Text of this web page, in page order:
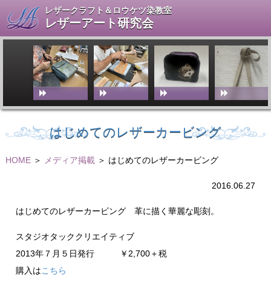
レザークラフト＆ロウケツ染教室
レザーアート研究会
はじめてのレザーカービング
HOME＞ メディア掲載 ＞ はじめてのレザーカービング
2016.06.27
はじめてのレザーカービング 革に描く華麗な彫刻。
スタジオタッククリエイティブ
2013年７月５日発行 ￥2,700＋税
購入はこちら